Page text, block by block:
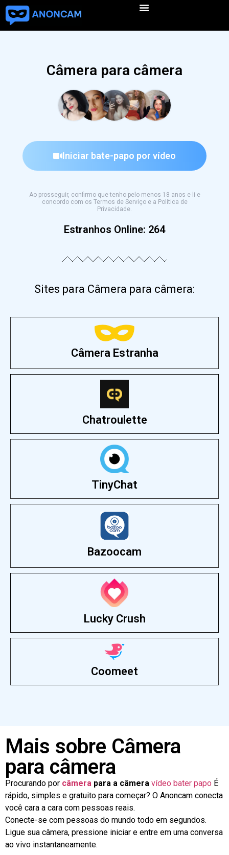
Câmera para câmera
Iniciar bate-papo por vídeo
Ao prosseguir, confirmo que tenho pelo menos 18 anos e li e
concordo com os Termos de Serviço e a Política de
Privacidade.
Estranhos Online: 264
Sites para Câmera para câmera:
Câmera Estranha
Chatroulette
TinyChat
Bazoocam
Lucky Crush
Coomeet
Mais sobre Câmera
para câmera
Procurando por câmera para a câmera vídeo bater papo É
rápido, simples e gratuito para começar? O Anoncam conecta
você cara a cara com pessoas reais.
Conecte-se com pessoas do mundo todo em segundos.
Ligue sua câmera, pressione iniciar e entre em uma conversa
ao vivo instantaneamente.